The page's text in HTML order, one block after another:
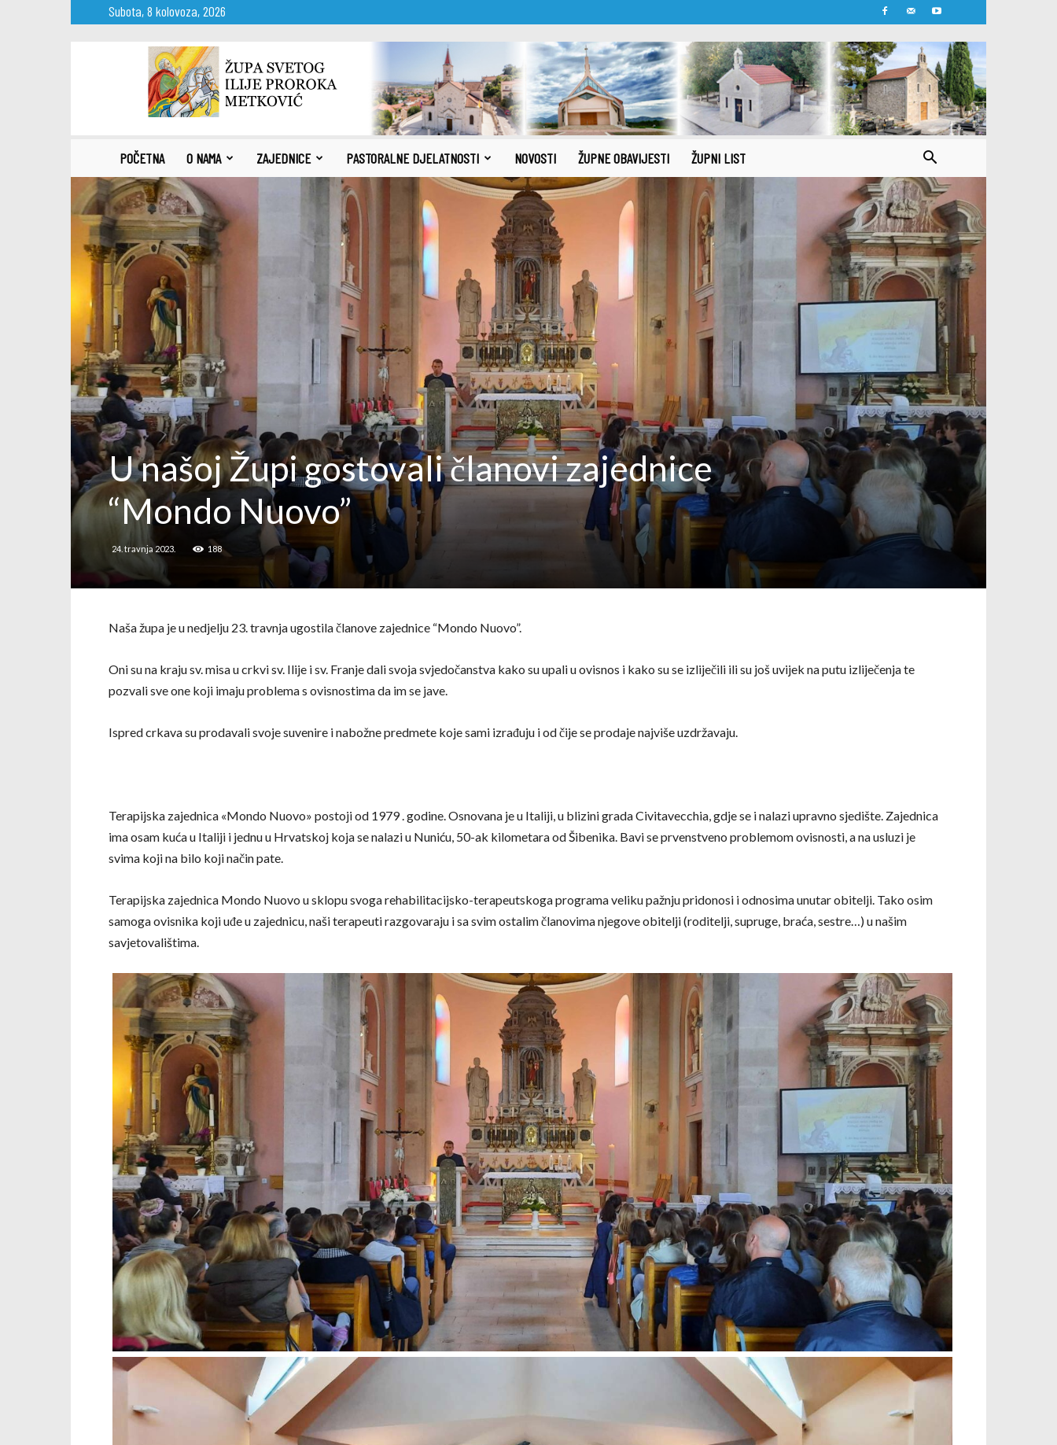
Subota, 8 kolovoza, 2026
Župa
sv.
Ilije
proroka
Metković
POČETNA O NAMA ZAJEDNICE PASTORALNE DJELATNOSTI NOVOSTI ŽUPNE OBAVIJESTI ŽUPNI LIST
U našoj Župi gostovali članovi zajednice
“Mondo Nuovo”
24. travnja 2023. 188
Naša župa je u nedjelju 23. travnja ugostila članove zajednice “Mondo Nuovo”.
Oni su na kraju sv. misa u crkvi sv. Ilije i sv. Franje dali svoja svjedočanstva kako su upali u ovisnos i kako su se izliječili ili su još uvijek na putu izliječenja te
pozvali sve one koji imaju problema s ovisnostima da im se jave.
Ispred crkava su prodavali svoje suvenire i nabožne predmete koje sami izrađuju i od čije se prodaje najviše uzdržavaju.
Terapijska zajednica «Mondo Nuovo» postoji od 1979 . godine. Osnovana je u Italiji, u blizini grada Civitavecchia, gdje se i nalazi upravno sjedište. Zajednica
ima osam kuća u Italiji i jednu u Hrvatskoj koja se nalazi u Nuniću, 50-ak kilometara od Šibenika. Bavi se prvenstveno problemom ovisnosti, a na usluzi je
svima koji na bilo koji način pate.
Terapijska zajednica Mondo Nuovo u sklopu svoga rehabilitacijsko-terapeutskoga programa veliku pažnju pridonosi i odnosima unutar obitelji. Tako osim
samoga ovisnika koji uđe u zajednicu, naši terapeuti razgovaraju i sa svim ostalim članovima njegove obitelji (roditelji, supruge, braća, sestre…) u našim
savjetovalištima.